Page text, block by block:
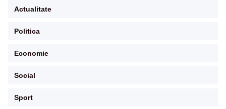
Actualitate
Politica
Economie
Social
Sport